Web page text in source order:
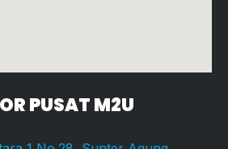
PUSAT M2U